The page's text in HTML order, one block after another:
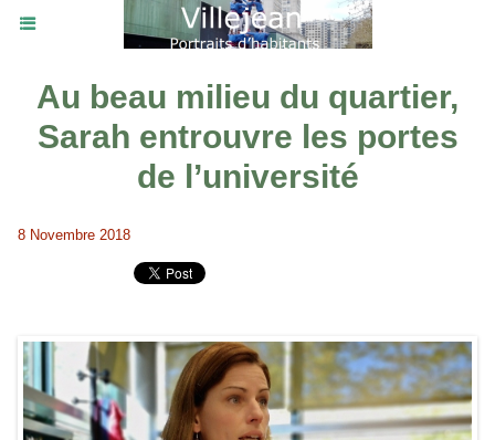
Au beau milieu du quartier,
Sarah entrouvre les portes
de l’université
8 Novembre 2018